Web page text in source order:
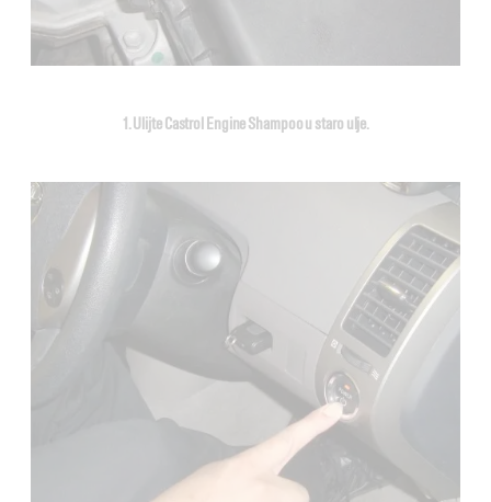
1. Ulijte Castrol Engine Shampoo u staro ulje.